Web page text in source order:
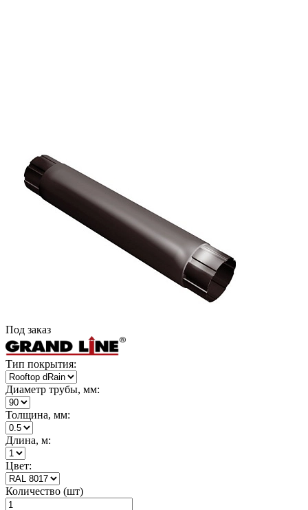
Под заказ
Тип покрытия:
Диаметр трубы, мм:
Толщина, мм:
Длина, м:
Цвет:
Количество (шт)